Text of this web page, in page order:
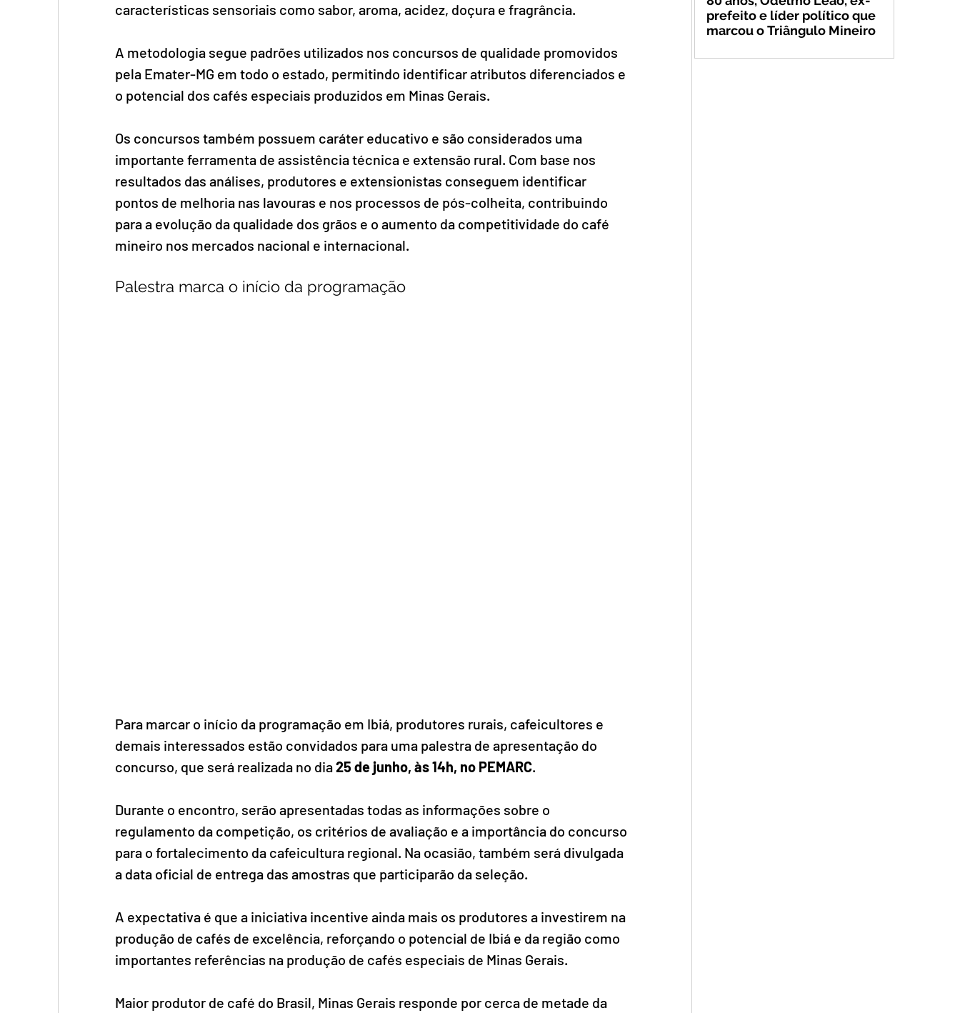
características sensoriais como sabor, aroma, acidez, doçura e fragrância.
A metodologia segue padrões utilizados nos concursos de qualidade promovidos
pela Emater-MG em todo o estado, permitindo identificar atributos diferenciados e
o potencial dos cafés especiais produzidos em Minas Gerais.
Os concursos também possuem caráter educativo e são considerados uma
importante ferramenta de assistência técnica e extensão rural. Com base nos
resultados das análises, produtores e extensionistas conseguem identificar
pontos de melhoria nas lavouras e nos processos de pós-colheita, contribuindo
para a evolução da qualidade dos grãos e o aumento da competitividade do café
mineiro nos mercados nacional e internacional.
Palestra marca o início da programação
Para marcar o início da programação em Ibiá, produtores rurais, cafeicultores e
demais interessados estão convidados para uma palestra de apresentação do
concurso, que será realizada no dia 25 de junho, às 14h, no PEMARC.
Durante o encontro, serão apresentadas todas as informações sobre o
regulamento da competição, os critérios de avaliação e a importância do concurso
para o fortalecimento da cafeicultura regional. Na ocasião, também será divulgada
a data oficial de entrega das amostras que participarão da seleção.
A expectativa é que a iniciativa incentive ainda mais os produtores a investirem na
produção de cafés de excelência, reforçando o potencial de Ibiá e da região como
importantes referências na produção de cafés especiais de Minas Gerais.
Maior produtor de café do Brasil, Minas Gerais responde por cerca de metade da
prefeito e líder político que
marcou o Triângulo Mineiro